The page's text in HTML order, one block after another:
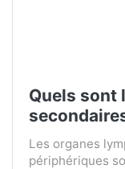
Quels sont
Les organes
périphériques